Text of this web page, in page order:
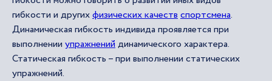
гибкости и другихфизических качествспортсмена.
Динамическая гибкость индивида проявляется при
выполнении упражненийдинамического характера.
Статическая гибкость – при выполнении статических
упражнений.